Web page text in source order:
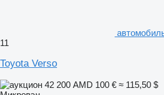
11
Toyota Verso
42 200 AMD 100 € ≈ 115,50 $